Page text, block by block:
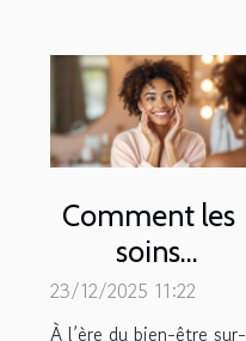
Comment les
soins
personnalisés
peuvent
23/12/2025 11:22
À l’ère du bien-être sur-